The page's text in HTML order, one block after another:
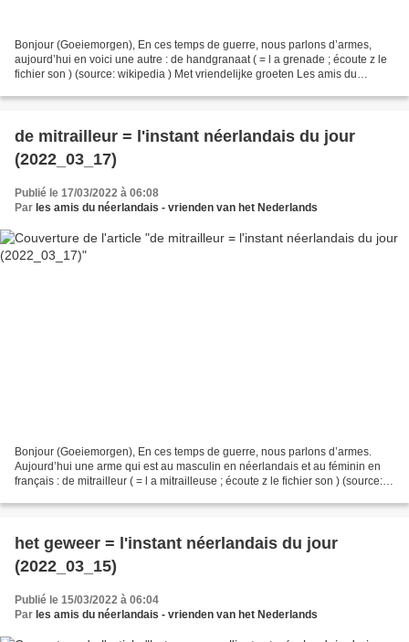
Bonjour (Goeiemorgen), En ces temps de guerre, nous parlons d’armes,
aujourd’hui en voici une autre : de handgranaat ( = l a grenade ; écoute z le
fichier son ) (source: wikipedia ) Met vriendelijke groeten Les amis du
de mitrailleur = l'instant néerlandais du jour
(2022_03_17)
Publié le 17/03/2022 à 06:08
Par les amis du néerlandais - vrienden van het Nederlands
Bonjour (Goeiemorgen), En ces temps de guerre, nous parlons d’armes.
Aujourd’hui une arme qui est au masculin en néerlandais et au féminin en
français : de mitrailleur ( = l a mitrailleuse ; écoute z le fichier son ) (source:
het geweer = l'instant néerlandais du jour
(2022_03_15)
Publié le 15/03/2022 à 06:04
Par les amis du néerlandais - vrienden van het Nederlands